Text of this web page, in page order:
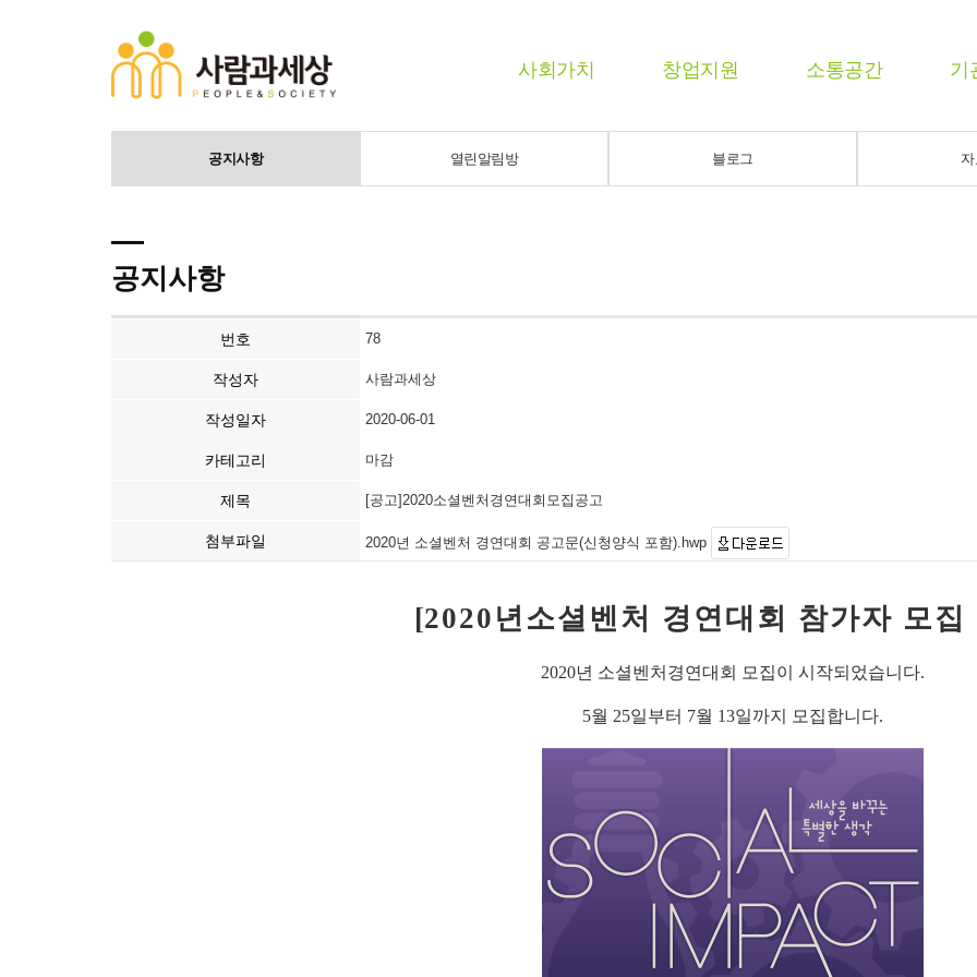
사회가치 창업지원 소통공간 기
공지사항 열린알림방 블로그
공지사항
번호 78
작성자 사람과세상
작성일자 2020-06-01
카테고리 마감
제목 [공고]2020소셜벤처경연대회모집공고
첨부파일 2020년 소셜벤처 경연대회 공고문(신청양식 포함).hwp
[2020 년소셜벤처 경연대회 참가자 모집
2020년 소셜벤처경연대회 모집이 시작되었습니다.
5월 25일부터 7월 13일까지 모집합니다.